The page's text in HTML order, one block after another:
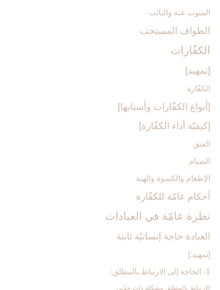
المنوب عنه والنائب
الطواف المستحب‏
الكفّارات‏
[تمهيد]
الكفّارة
[أنواع الكفّارات وأسبابها]
[كيفيّة أداء الكفّارة]
العتق
الصيام
الإطعام والكسوة والهبة
أحكام عامّة للكفّارة
نظرة عامّة في العبادات‏
العبادة حاجة إنسانيّة ثابتة
[تمهيد:]
1- الحاجة إلى الارتباط بالمطلق:
الارتباط بالمطلق مشكلة ذات حدّين